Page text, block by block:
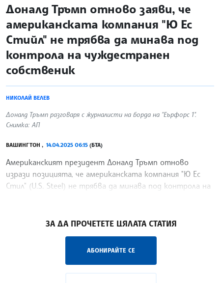
site.bta
Доналд Тръмп отново заяви, че
американската компания "Ю Ес
Стийл" не трябва да минава под
контрола на чуждестранен
собственик
НИКОЛАЙ ВЕЛЕВ
Доналд Тръмп разговаря с журналисти на борда на "Еърфорс 1".
Снимка: АП
ВАШИНГТОН , 14.04.2025 06:15 (БТА)
Американският президент Доналд Тръмп отново
изрази позицията, че американската компания "Ю Ес
Стил" (U.S. Steel) не трябва да минава под контрола на
ЗА ДА ПРОЧЕТЕТЕ ЦЯЛАТА СТАТИЯ
АБОНИРАЙТЕ СЕ